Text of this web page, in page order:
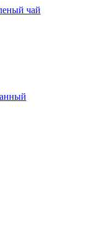
чай